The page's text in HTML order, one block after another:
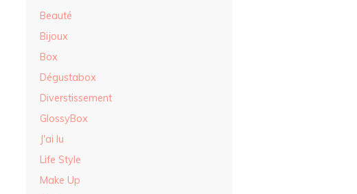
Beauté
Bijoux
Box
Dégustabox
Diverstissement
GlossyBox
J'ai lu
Life Style
Make Up